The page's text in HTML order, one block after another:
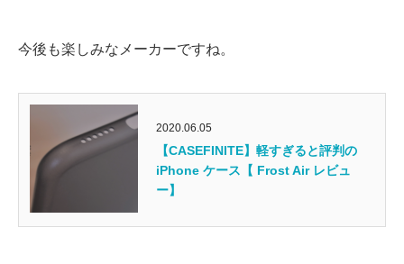
今後も楽しみなメーカーですね。
2020.06.05
【CASEFINITE】軽すぎると評判の
iPhone ケース【 Frost Air レビュ
ー】